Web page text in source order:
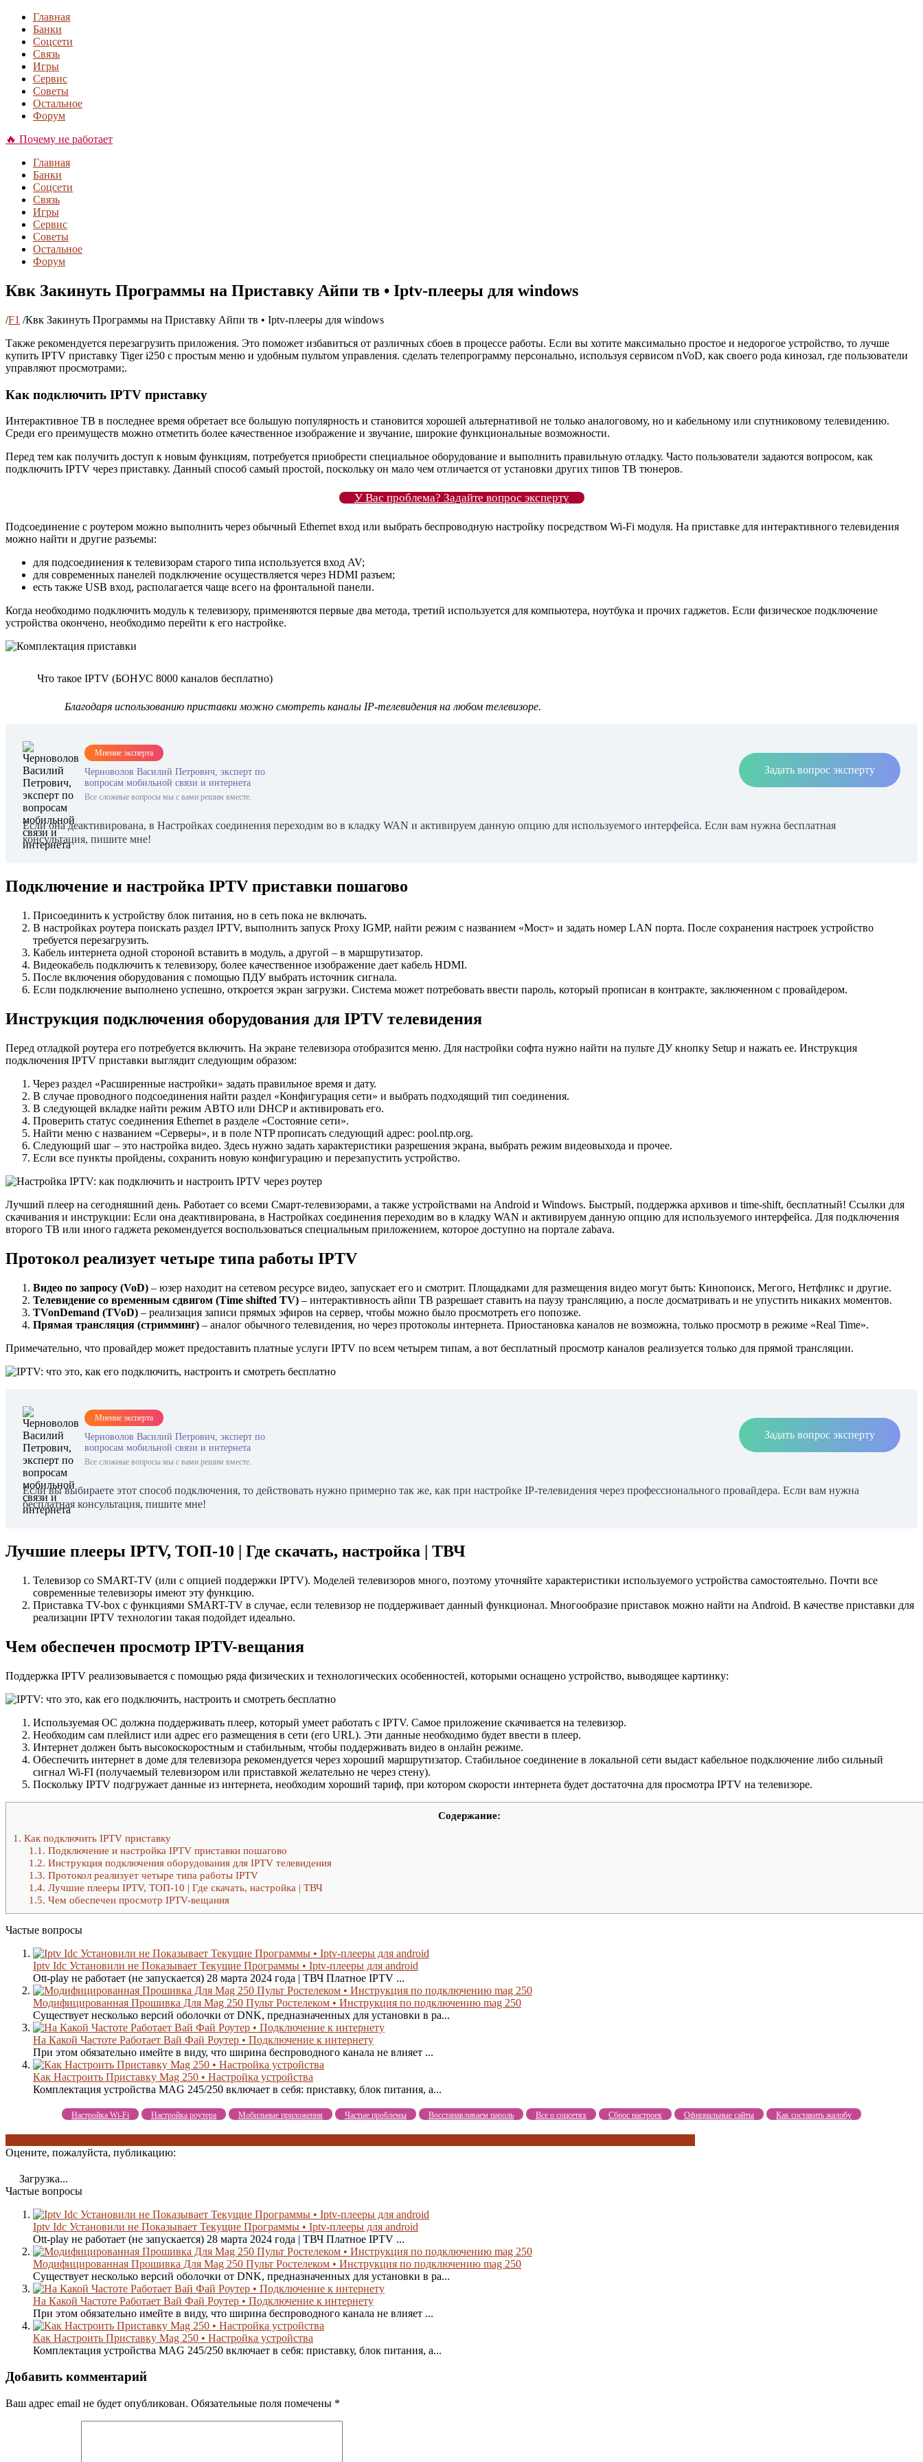
Главная
Банки
Соцсети
Связь
Игры
Сервис
Советы
Остальное
Форум
🔥 Почему не работает
Главная
Банки
Соцсети
Связь
Игры
Сервис
Советы
Остальное
Форум
Квк Закинуть Программы на Приставку Айпи тв • Iptv-плееры для windows
/F1 /Квк Закинуть Программы на Приставку Айпи тв • Iptv-плееры для windows
Также рекомендуется перезагрузить приложения. Это поможет избавиться от различных сбоев в процессе работы. Если вы хотите максимально простое и недорогое устройство, то лучше
купить IPTV приставку Tiger i250 с простым меню и удобным пультом управления. сделать телепрограмму персонально, используя сервисом nVoD, как своего рода кинозал, где пользователи
управляют просмотрами;.
Как подключить IPTV приставку
Интерактивное ТВ в последнее время обретает все большую популярность и становится хорошей альтернативой не только аналоговому, но и кабельному или спутниковому телевидению.
Среди его преимуществ можно отметить более качественное изображение и звучание, широкие функциональные возможности.
Перед тем как получить доступ к новым функциям, потребуется приобрести специальное оборудование и выполнить правильную отладку. Часто пользователи задаются вопросом, как
подключить IPTV через приставку. Данный способ самый простой, поскольку он мало чем отличается от установки других типов ТВ тюнеров.
У Вас проблема? Задайте вопрос эксперту
Подсоединение с роутером можно выполнить через обычный Ethernet вход или выбрать беспроводную настройку посредством Wi-Fi модуля. На приставке для интерактивного телевидения
можно найти и другие разъемы:
для подсоединения к телевизорам старого типа используется вход AV;
для современных панелей подключение осуществляется через HDMI разъем;
есть также USB вход, располагается чаще всего на фронтальной панели.
Когда необходимо подключить модуль к телевизору, применяются первые два метода, третий используется для компьютера, ноутбука и прочих гаджетов. Если физическое подключение
устройства окончено, необходимо перейти к его настройке.
Что такое IPTV (БОНУС 8000 каналов бесплатно)
Благодаря использованию приставки можно смотреть каналы IP-телевидения на любом телевизоре.
Мнение эксперта
Черноволов Василий Петрович, эксперт по
вопросам мобильной связи и интернета
Все сложные вопросы мы с вами решим вместе.
Задать вопрос эксперту
Если она деактивирована, в Настройках соединения переходим во в кладку WAN и активируем данную опцию для используемого интерфейса. Если вам нужна бесплатная
консультация, пишите мне!
Подключение и настройка IPTV приставки пошагово
Присоединить к устройству блок питания, но в сеть пока не включать.
В настройках роутера поискать раздел IPTV, выполнить запуск Proxy IGMP, найти режим с названием «Мост» и задать номер LAN порта. После сохранения настроек устройство
требуется перезагрузить.
Кабель интернета одной стороной вставить в модуль, а другой – в маршрутизатор.
Видеокабель подключить к телевизору, более качественное изображение дает кабель HDMI.
После включения оборудования с помощью ПДУ выбрать источник сигнала.
Если подключение выполнено успешно, откроется экран загрузки. Система может потребовать ввести пароль, который прописан в контракте, заключенном с провайдером.
Инструкция подключения оборудования для IPTV телевидения
Перед отладкой роутера его потребуется включить. На экране телевизора отобразится меню. Для настройки софта нужно найти на пульте ДУ кнопку Setup и нажать ее. Инструкция
подключения IPTV приставки выглядит следующим образом:
Через раздел «Расширенные настройки» задать правильное время и дату.
В случае проводного подсоединения найти раздел «Конфигурация сети» и выбрать подходящий тип соединения.
В следующей вкладке найти режим АВТО или DHCP и активировать его.
Проверить статус соединения Ethernet в разделе «Состояние сети».
Найти меню с названием «Серверы», и в поле NTP прописать следующий адрес: pool.ntp.org.
Следующий шаг – это настройка видео. Здесь нужно задать характеристики разрешения экрана, выбрать режим видеовыхода и прочее.
Если все пункты пройдены, сохранить новую конфигурацию и перезапустить устройство.
Лучший плеер на сегодняшний день. Работает со всеми Смарт-телевизорами, а также устройствами на Android и Windows. Быстрый, поддержка архивов и time-shift, бесплатный! Ссылки для
скачивания и инструкции: Если она деактивирована, в Настройках соединения переходим во в кладку WAN и активируем данную опцию для используемого интерфейса. Для подключения
второго ТВ или иного гаджета рекомендуется воспользоваться специальным приложением, которое доступно на портале zabava.
Протокол реализует четыре типа работы IPTV
Видео по запросу (VoD) – юзер находит на сетевом ресурсе видео, запускает его и смотрит. Площадками для размещения видео могут быть: Кинопоиск, Мегого, Нетфликс и другие.
Телевидение со временным сдвигом (Time shifted TV) – интерактивность айпи ТВ разрешает ставить на паузу трансляцию, а после досматривать и не упустить никаких моментов.
TVonDemand (TVoD) – реализация записи прямых эфиров на сервер, чтобы можно было просмотреть его попозже.
Прямая трансляция (стримминг) – аналог обычного телевидения, но через протоколы интернета. Приостановка каналов не возможна, только просмотр в режиме «Real Time».
Примечательно, что провайдер может предоставить платные услуги IPTV по всем четырем типам, а вот бесплатный просмотр каналов реализуется только для прямой трансляции.
Мнение эксперта
Черноволов Василий Петрович, эксперт по
вопросам мобильной связи и интернета
Все сложные вопросы мы с вами решим вместе.
Задать вопрос эксперту
Если вы выбираете этот способ подключения, то действовать нужно примерно так же, как при настройке IP-телевидения через профессионального провайдера. Если вам нужна
бесплатная консультация, пишите мне!
Лучшие плееры IPTV, ТОП-10 | Где скачать, настройка | ТВЧ
Телевизор со SMART-TV (или с опцией поддержки IPTV). Моделей телевизоров много, поэтому уточняйте характеристики используемого устройства самостоятельно. Почти все
современные телевизоры имеют эту функцию.
Приставка TV-box с функциями SMART-TV в случае, если телевизор не поддерживает данный функционал. Многообразие приставок можно найти на Android. В качестве приставки для
реализации IPTV технологии такая подойдет идеально.
Чем обеспечен просмотр IPTV-вещания
Поддержка IPTV реализовывается с помощью ряда физических и технологических особенностей, которыми оснащено устройство, выводящее картинку:
Используемая ОС должна поддерживать плеер, который умеет работать с IPTV. Самое приложение скачивается на телевизор.
Необходим сам плейлист или адрес его размещения в сети (его URL). Эти данные необходимо будет ввести в плеер.
Интернет должен быть высокоскоростным и стабильным, чтобы поддерживать видео в онлайн режиме.
Обеспечить интернет в доме для телевизора рекомендуется через хороший маршрутизатор. Стабильное соединение в локальной сети выдаст кабельное подключение либо сильный
сигнал Wi-FI (получаемый телевизором или приставкой желательно не через стену).
Поскольку IPTV подгружает данные из интернета, необходим хороший тариф, при котором скорости интернета будет достаточна для просмотра IPTV на телевизоре.
Содержание:
1. Как подключить IPTV приставку
1.1. Подключение и настройка IPTV приставки пошагово
1.2. Инструкция подключения оборудования для IPTV телевидения
1.3. Протокол реализует четыре типа работы IPTV
1.4. Лучшие плееры IPTV, ТОП-10 | Где скачать, настройка | ТВЧ
1.5. Чем обеспечен просмотр IPTV-вещания
Частые вопросы
Iptv Idc Установили не Показывает Текущие Программы • Iptv-плееры для android
Ott-play не работает (не запускается) 28 марта 2024 года | ТВЧ Платное IPTV ...
Модифицированная Прошивка Для Mag 250 Пульт Ростелеком • Инструкция по подключению mag 250
Существует несколько версий оболочки от DNK, предназначенных для установки в ра...
На Какой Частоте Работает Вай Фай Роутер • Подключение к интернету
При этом обязательно имейте в виду, что ширина беспроводного канала не влияет ...
Как Настроить Приставку Mag 250 • Настройка устройства
Комплектация устройства MAG 245/250 включает в себя: приставку, блок питания, а...
Настройка Wi-Fi Настройка роутера Мобильные приложения Частые проблемы Восстанавливаем пароль Все о соцсетях Сброс настроек Официальные сайты Как составить жалобу
Оцените, пожалуйста, публикацию:
Загрузка...
Частые вопросы
Iptv Idc Установили не Показывает Текущие Программы • Iptv-плееры для android
Ott-play не работает (не запускается) 28 марта 2024 года | ТВЧ Платное IPTV ...
Модифицированная Прошивка Для Mag 250 Пульт Ростелеком • Инструкция по подключению mag 250
Существует несколько версий оболочки от DNK, предназначенных для установки в ра...
На Какой Частоте Работает Вай Фай Роутер • Подключение к интернету
При этом обязательно имейте в виду, что ширина беспроводного канала не влияет ...
Как Настроить Приставку Mag 250 • Настройка устройства
Комплектация устройства MAG 245/250 включает в себя: приставку, блок питания, а...
Добавить комментарий
Ваш адрес email не будет опубликован. Обязательные поля помечены *